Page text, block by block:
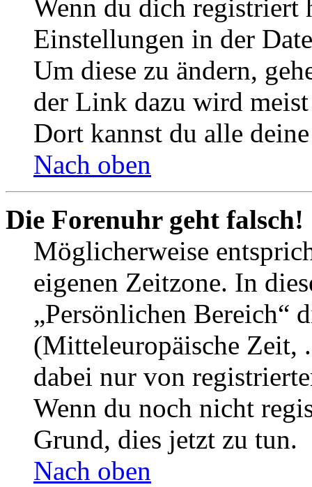
Wenn du dich registriert
Einstellungen in der
Um diese zu ändern,
der Link dazu wird
Dort kannst du alle
Nach oben
Die Forenuhr geht falsch!
Möglicherweise
eigenen Zeitzone. In
„Persönlichen Bereich“
(Mitteleuropäische Zeit,
dabei nur von
Wenn du noch nicht
Grund, dies jetzt zu tun.
Nach oben